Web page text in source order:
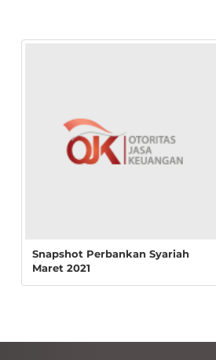
Snapshot Perbankan Syariah
Maret 2021